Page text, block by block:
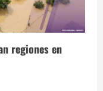
regiones en